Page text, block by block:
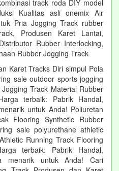
track roda DIY model
Kualitas asli onemix Air
Pria Jogging Track rubber
Produsen Karet Lantai,
Rubber Interlocking,
Rubber Jogging Track
Karet Tracks Diri simpul Pola
sale outdoor sports jogging
Track Material Rubber
terbaik: Pabrik Handal,
untuk Anda! Poliuretan
Flooring Synthetic Rubber
sale polyurethane athletic
Running Track Flooring
terbaik: Pabrik Handal,
menarik untuk Anda! Cari